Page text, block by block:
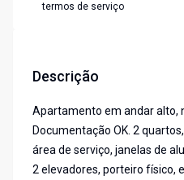
termos de serviço
Descrição
Apartamento em andar alto,
Documentação OK. 2
área de serviço, janelas de
2 elevadores, porteiro físico,